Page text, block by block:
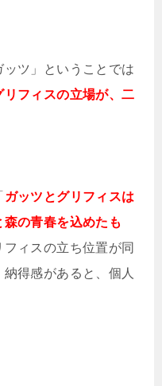
ツ」ということでは
リフィスの立場が、二
ガッツとグリフィスは
森の青春を込めたも
ィスの立ち位置が同
得感があると、個人